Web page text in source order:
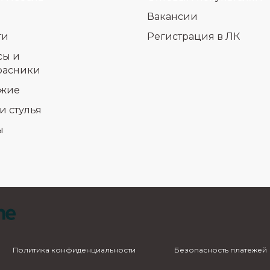
Регистрация в ЛК
Вакансии
и
стулья
Политика конфиденциальности Безопасность платежей